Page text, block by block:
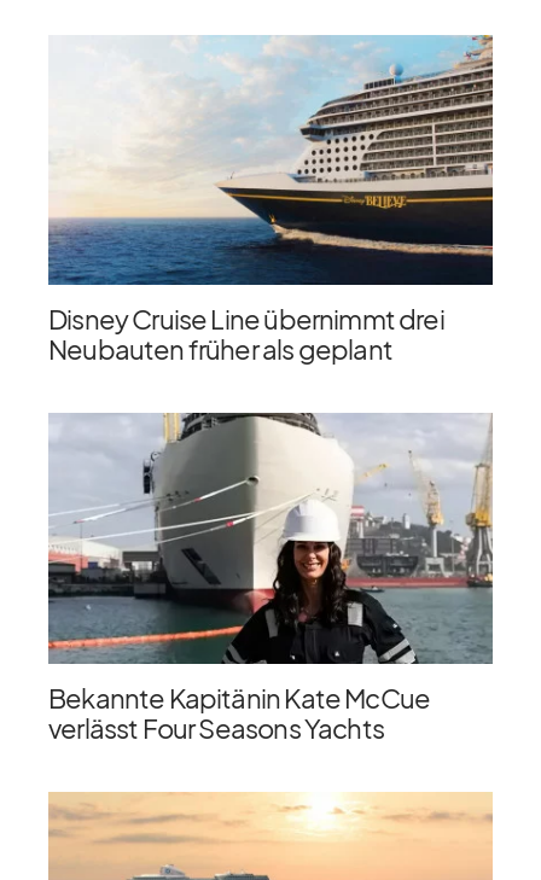
Disney Cruise Line übernimmt drei
Neubauten früher als geplant
Bekannte Kapitänin Kate McCue
verlässt Four Seasons Yachts